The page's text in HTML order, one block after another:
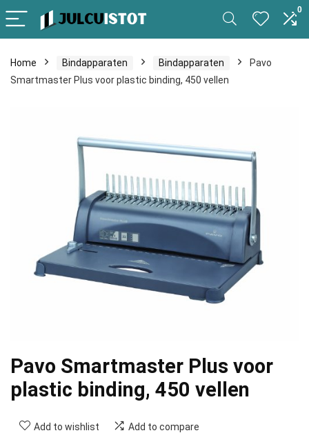
0
Home Bindapparaten Bindapparaten
Pavo
Smartmaster Plus voor plastic binding, 450 vellen
Pavo Smartmaster Plus voor
plastic binding, 450 vellen
Add to wishlist Add to compare